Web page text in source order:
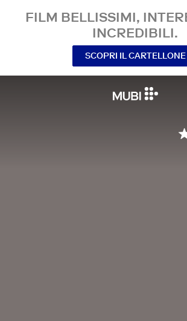
FILM BELLISSIMI,
INCREDIBILI.
SCOPRI IL CARTELLONE